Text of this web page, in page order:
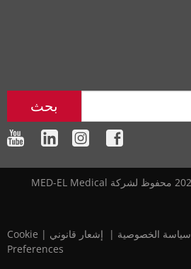
بحث
حقوق الطبع والنشر © لعام 2026 محفوظ لشركة MED-EL Medical
|‎ سياسة الخصوصية إشعار قانوني |
Cookie
Preferences